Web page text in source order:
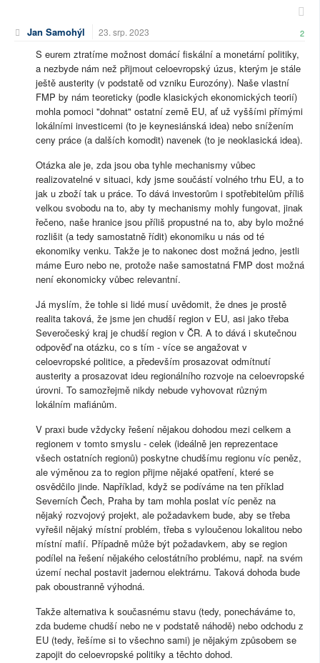
Jan Samohýl 23. srp. 2023 2
S eurem ztratíme možnost domácí fiskální a monetární politiky,
a nezbyde nám než přijmout celoevropský úzus, kterým je stále
ještě austerity (v podstatě od vzniku Eurozóny). Naše vlastní
FMP by nám teoreticky (podle klasických ekonomických teorií)
mohla pomoci "dohnat" ostatní země EU, ať už vyššími přímými
lokálními investicemi (to je keynesiánská idea) nebo snížením
ceny práce (a dalších komodit) navenek (to je neoklasická idea).
Otázka ale je, zda jsou oba tyhle mechanismy vůbec
realizovatelné v situaci, kdy jsme součástí volného trhu EU, a to
jak u zboží tak u práce. To dává investorům i spotřebitelům příliš
velkou svobodu na to, aby ty mechanismy mohly fungovat, jinak
řečeno, naše hranice jsou příliš propustné na to, aby bylo možné
rozlišit (a tedy samostatně řídit) ekonomiku u nás od té
ekonomiky venku. Takže je to nakonec dost možná jedno, jestli
máme Euro nebo ne, protože naše samostatná FMP dost možná
není ekonomicky vůbec relevantní.
Já myslím, že tohle si lidé musí uvědomit, že dnes je prostě
realita taková, že jsme jen chudší region v EU, asi jako třeba
Severočeský kraj je chudší region v ČR. A to dává i skutečnou
odpověď na otázku, co s tím - více se angažovat v
celoevropské politice, a především prosazovat odmítnutí
austerity a prosazovat ideu regionálního rozvoje na celoevropské
úrovni. To samozřejmě nikdy nebude vyhovovat různým
lokálním mafiánům.
V praxi bude vždycky řešení nějakou dohodou mezi celkem a
regionem v tomto smyslu - celek (ideálně jen reprezentace
všech ostatních regionů) poskytne chudšímu regionu víc peněz,
ale výměnou za to region přijme nějaké opatření, které se
osvědčilo jinde. Například, když se podíváme na ten příklad
Severních Čech, Praha by tam mohla poslat víc peněz na
nějaký rozvojový projekt, ale požadavkem bude, aby se třeba
vyřešil nějaký místní problém, třeba s vyloučenou lokalitou nebo
místní mafií. Případně může být požadavkem, aby se region
podílel na řešení nějakého celostátního problému, např. na svém
území nechal postavit jadernou elektrárnu. Taková dohoda bude
pak oboustranně výhodná.
Takže alternativa k současnému stavu (tedy, ponecháváme to,
zda budeme chudší nebo ne v podstatě náhodě) nebo odchodu z
EU (tedy, řešíme si to všechno sami) je nějakým způsobem se
zapojit do celoevropské politiky a těchto dohod.